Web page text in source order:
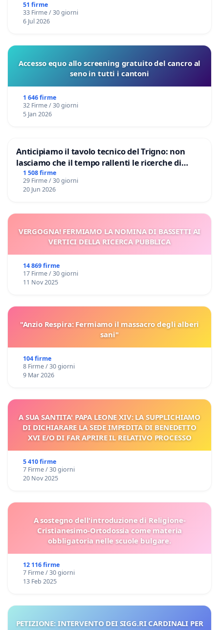
51 firme
33 Firme / 30 giorni
6 Jul 2026
Accesso equo allo screening gratuito del cancro al
seno in tutti i cantoni
1 646 firme
32 Firme / 30 giorni
5 Jan 2026
Anticipiamo il tavolo tecnico del Trigno: non
lasciamo che il tempo rallenti le ricerche di
Domenico Racanati
1 508 firme
29 Firme / 30 giorni
20 Jun 2026
VERGOGNA! FERMIAMO LA NOMINA DI BASSETTI AI
VERTICI DELLA RICERCA PUBBLICA
14 869 firme
17 Firme / 30 giorni
11 Nov 2025
"Anzio Respira: Fermiamo il massacro degli alberi
sani"
104 firme
8 Firme / 30 giorni
9 Mar 2026
A SUA SANTITA' PAPA LEONE XIV: LA SUPPLICHIAMO
DI DICHIARARE LA SEDE IMPEDITA DI BENEDETTO
XVI E/O DI FAR APRIRE IL RELATIVO PROCESSO
5 410 firme
7 Firme / 30 giorni
20 Nov 2025
A sostegno dell'introduzione di Religione-
Cristianesimo-Ortodossia come materia
obbligatoria nelle scuole bulgare.
12 116 firme
7 Firme / 30 giorni
13 Feb 2025
PETIZIONE: INTERVENTO DEI SIGG.RI CARDINALI PER